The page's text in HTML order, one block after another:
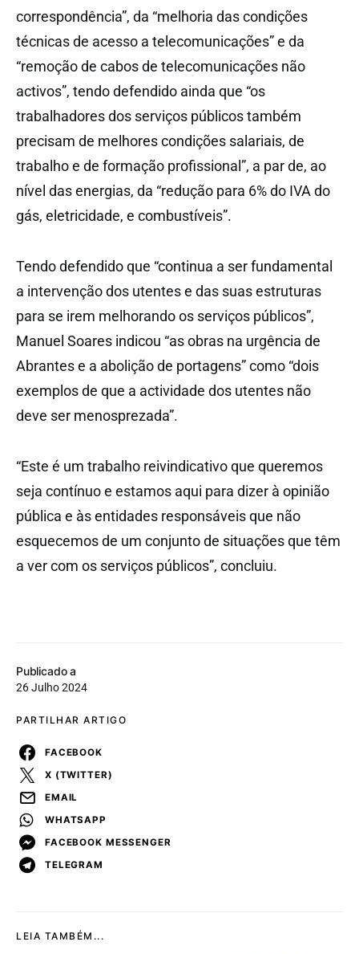
Publicado a
26 Julho 2024
PARTILHAR ARTIGO
FACEBOOK
X (TWITTER)
EMAIL
WHATSAPP
FACEBOOK MESSENGER
TELEGRAM
correspondência”, da “melhoria das condições
técnicas de acesso a telecomunicações” e da
“remoção de cabos de telecomunicações não
activos”, tendo defendido ainda que “os
trabalhadores dos serviços públicos também
precisam de melhores condições salariais, de
trabalho e de formação profissional”, a par de, ao
nível das energias, da “redução para 6% do IVA do
gás, eletricidade, e combustíveis”.
Tendo defendido que “continua a ser fundamental
a intervenção dos utentes e das suas estruturas
para se irem melhorando os serviços públicos”,
Manuel Soares indicou “as obras na urgência de
Abrantes e a abolição de portagens” como “dois
exemplos de que a actividade dos utentes não
deve ser menosprezada”.
“Este é um trabalho reivindicativo que queremos
seja contínuo e estamos aqui para dizer à opinião
pública e às entidades responsáveis que não
esquecemos de um conjunto de situações que têm
a ver com os serviços públicos”, concluiu.
LEIA TAMBÉM...